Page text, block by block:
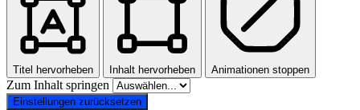
Titel hervorheben Inhalt hervorheben Animationen stoppen
Zum Inhalt springen
Einstellungen zurücksetzen